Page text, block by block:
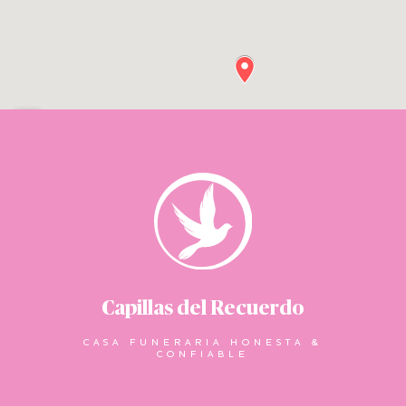
Capillas del Recuerdo
CASA FUNERARIA HONESTA &
CONFIABLE